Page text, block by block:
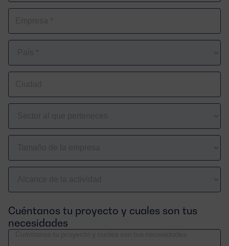
*
al
perteneces
de
empresa
de
la
actividad
*
Cuéntanos tu proyecto y cuales son tus
necesidades